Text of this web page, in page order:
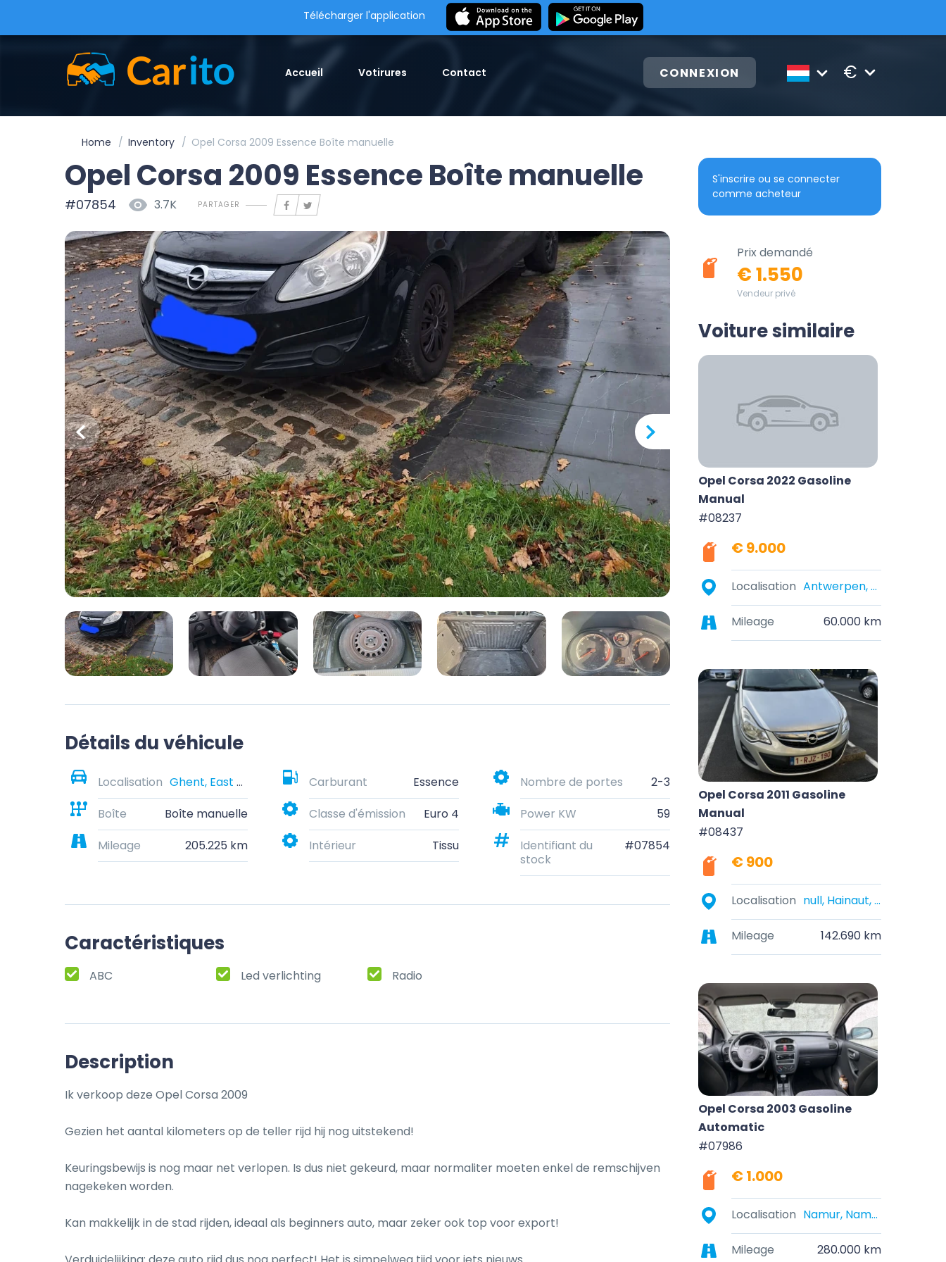
Télécharger l'application
Accueil Votirures Contact CONNEXION €
Home Inventory Opel Corsa 2009 Essence Boîte manuelle
Opel Corsa 2009 Essence Boîte manuelle
#07854 3.7K PARTAGER
Détails du véhicule
Localisation Ghent, East Flanders, Belgium Carburant Essence Nombre de portes
2-3
Boîte
Boîte manuelle Classe d'émission Euro 4 Power KW
59
Mileage
205.225 km Intérieur Tissu
Identifiant du
stock
#07854
Caractéristiques
ABC Led verlichting Radio
Description
Ik verkoop deze Opel Corsa 2009
Gezien het aantal kilometers op de teller rijd hij nog uitstekend!
Keuringsbewijs is nog maar net verlopen. Is dus niet gekeurd, maar normaliter moeten enkel de remschijven
nagekeken worden.
Kan makkelijk in de stad rijden, ideaal als beginners auto, maar zeker ook top voor export!
S'inscrire ou se connecter
comme acheteur
Prix demandé
€ 1.550
Vendeur privé
Voiture similaire
Opel Corsa 2022 Gasoline
Manual
#08237
€ 9.000
Localisation Antwerpen, België
Mileage 60.000 km
Opel Corsa 2011 Gasoline
Manual
#08437
€ 900
Localisation null, Hainaut, Belgique
Mileage 142.690 km
Opel Corsa 2003 Gasoline
Automatic
#07986
€ 1.000
Localisation Namur, Namur, Belgique
Mileage 280.000 km